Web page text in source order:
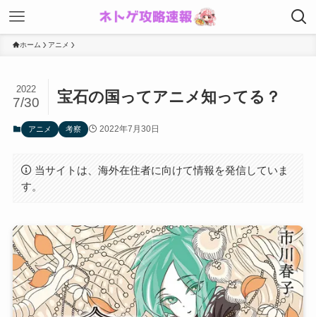
ホーム アニメ
宝石の国ってアニメ知ってる？
2022
7/30
アニメ 考察 2022年7月30日
当サイトは、海外在住者に向けて情報を発信していま
す。